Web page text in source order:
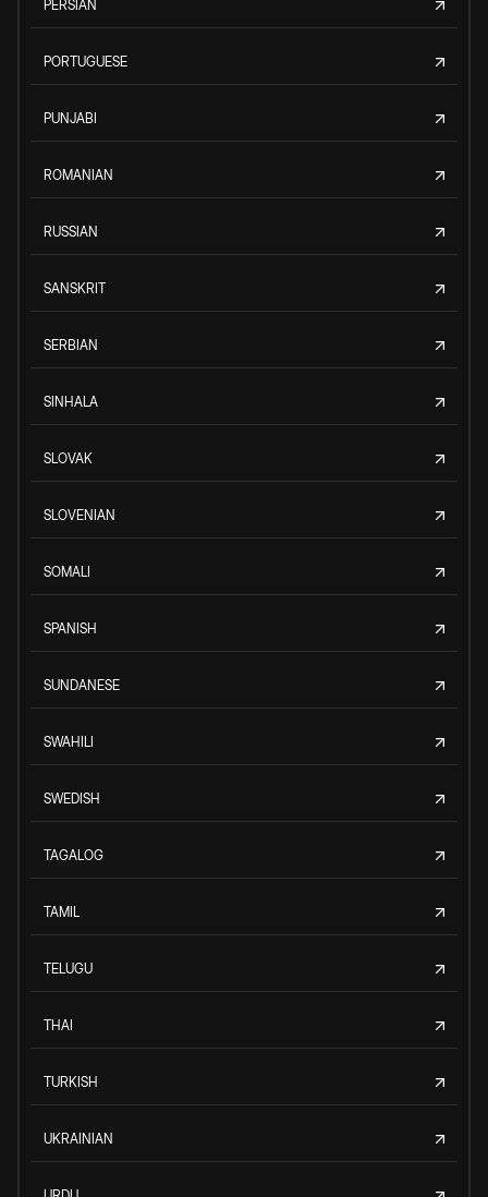
PERSIAN
PORTUGUESE
PUNJABI
ROMANIAN
RUSSIAN
SANSKRIT
SERBIAN
SINHALA
SLOVAK
SLOVENIAN
SOMALI
SPANISH
SUNDANESE
SWAHILI
SWEDISH
TAGALOG
TAMIL
TELUGU
THAI
TURKISH
UKRAINIAN